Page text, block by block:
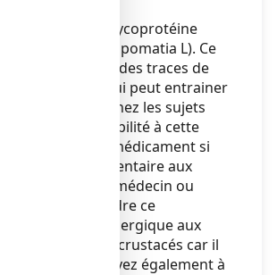
est une mucoglycoprotéine
l’escargot (Helix pomatia L). Ce
peut contenir des traces de
(protéine) qui peut entrainer
allergiques chez les sujets
une hypersensibilité à cette
pas ce médicament si
une allergie alimentaire aux
Prévenez votre médecin ou
avant de prendre ce
si vous êtes allergique aux
à la blatte ou aux crustacés car il
que vous le soyez également à